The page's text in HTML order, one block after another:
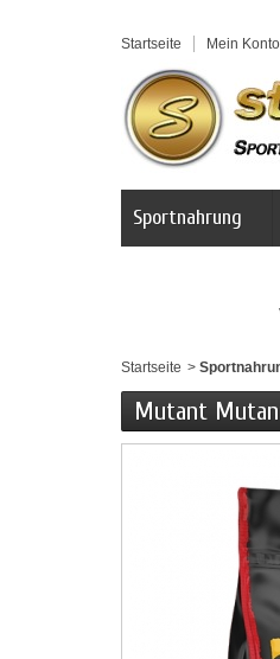
Startseite Mein Konto
Sportnahrung
Startseite >
Mutant